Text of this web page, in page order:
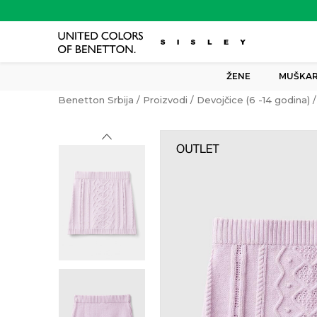
ŽENE
Benetton Srbija Proizvodi Devojčice (6 -14 godina)